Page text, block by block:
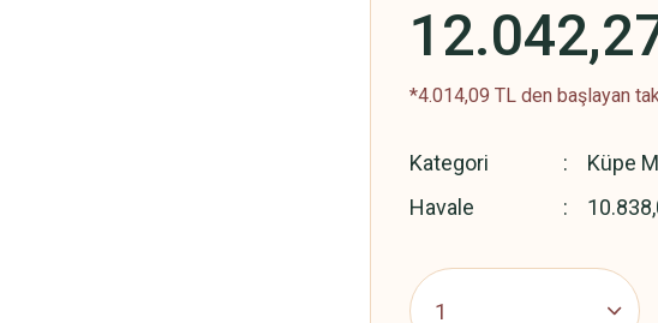
*4.014,09 TL den başlayan
Kategori Küpe
Havale